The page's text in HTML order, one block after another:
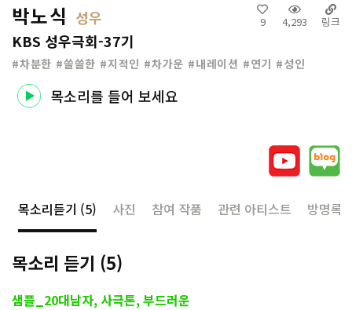
박노식 성우 9 4,293 링크
KBS 성우극회-37기
#차분한 #쓸쓸한 #지적인 #차가운 #내레이션 #연기 #성인
목소리를 들어 보세요
목소리듣기 (5) 사진 참여 작품 관련 아티스트 방명록
목소리 듣기 (5)
샘플_20대남자, 사극톤, 부드러운